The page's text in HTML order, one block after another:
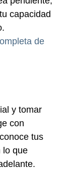
capacidad
de
y tomar
con
tus
lo que